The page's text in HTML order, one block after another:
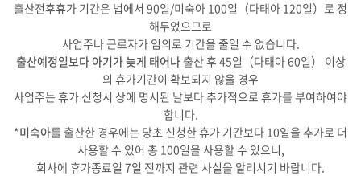
출산전후휴가 기간은 법에서 90일/미숙아 100일（다태아 120일）로 정
해두었으므로
사업주나 근로자가 임의로 기간을 줄일 수 없습니다.
출산예정일보다 아기가 늦게 태어나출산 후 45일（다태아 60일） 이상
의 휴가기간이 확보되지 않을 경우
사업주는 휴가 신청서 상에 명시된 날보다 추가적으로 휴가를 부여하여야
합니다.
*미숙아를 출산한 경우에는 당초 신청한 휴가 기간보다 10일을 추가로 더
사용할 수 있어 총 100일을 사용할 수 있으니,
회사에 휴가종료일 7일 전까지 관련 사실을 알리시기 바랍니다.